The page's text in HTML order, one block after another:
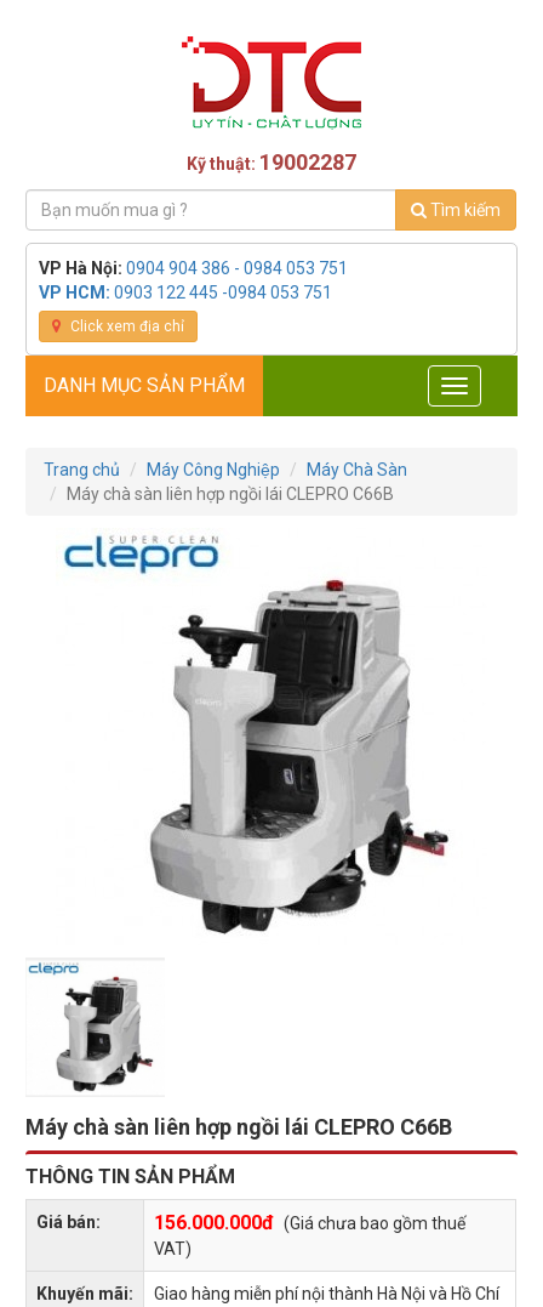
Kỹ thuật: 19002287
Tìm kiếm
VP Hà Nội:0904 904 386 - 0984 053 751
VP HCM:0903 122 445 -0984 053 751
Click xem địa chỉ
DANH MỤC SẢN PHẨM
Toggle
navigation
Trang chủ Máy Công Nghiệp
Máy Chà Sàn
Máy chà sàn liên hợp ngồi lái CLEPRO C66B
Máy chà sàn liên hợp ngồi lái CLEPRO C66B
THÔNG TIN SẢN PHẨM
Giá bán: 156.000.000đ (Giá chưa bao gồm thuế
VAT)
Khuyến mãi:
Giao hàng miễn phí nội thành Hà Nội và Hồ Chí